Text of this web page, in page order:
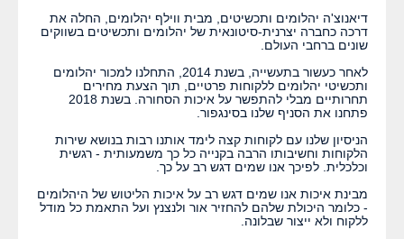
דיאנוצ'ה יהלומים ותכשיטים, מבית ווילף יהלומים, החלה את
דרכה כחברה יצרנית-סיטונאית של יהלומים ותכשיטים בשווקים
שונים ברחבי העולם.
לאחר כעשור בתעשייה, בשנת 2014, התחלנו למכור יהלומים
ותכשיטי יהלומים ללקוחות פרטיים, תוך הצעת מחירים
תחרותיים מבלי להתפשר על איכות הסחורה. בשנת 2018
פתחנו את הסניף שלנו בסינגפור.
הניסיון שלנו עם לקוחות קצה לימד אותנו רבות בנושא שירות
הלקוחות וחשיבותו הרבה בקנייה כל כך משמעותית - רגשית
וכלכלית. לפיכך אנו שמים דגש רב על כך.
מבינת איכות אנו שמים דגש רב על איכות הליטוש של היהלומים
- כלומר היכולת שלהם להחזיר אור ולנצנץ ועל התאמת כל מודל
ללקוח ולא ייצור שבלונה.